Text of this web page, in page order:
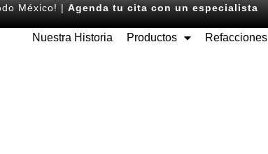
México! | Agenda tu cita con un especialista
Nuestra Historia Productos Refacciones